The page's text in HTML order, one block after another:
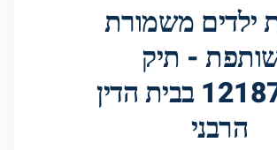
ילדים משמורת
- תיק
1218708/4 בבית הדין
הרבני